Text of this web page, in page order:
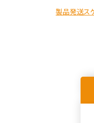
製品発送ス